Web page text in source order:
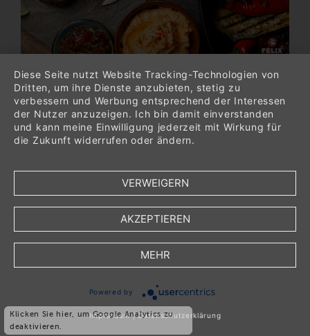
22.03.2024
OSTERGRÜSSE VON F
ELIX
Der Osterhase ist schon fleißig dabei die
Für alle Helfer des Osterhasen gibt es vom
29.03.-02.04.2024 einen Rabatt in Höhe
*OSTERN24* - ausgenommen sind die
"Scharfen Geschenke".
Für jeden Einkauf mit einem Einkaufswert
über 150€ (nach Abzug des Rabattcodes)
Bestellung dazu.
Wir wünschen entspannte Ostertage und
viel Spaß bei der Ostereiersuche!
Verpackungs- und Versandkosten
Klicken Sie hier, um Google Analytics zu
deaktivieren.
Diese Seite nutzt Website Tracking-Technologien von
Dritten, um ihre Dienste anzubieten, stetig zu
verbessern und Werbung entsprechend der Interessen
der Nutzer anzuzeigen. Ich bin damit einverstanden
und kann meine Einwilligung jederzeit mit Wirkung für
die Zukunft widerrufen oder ändern.
VERWEIGERN
AKZEPTIEREN
MEHR
Powered by
Impressum | Datenschutzerklärung